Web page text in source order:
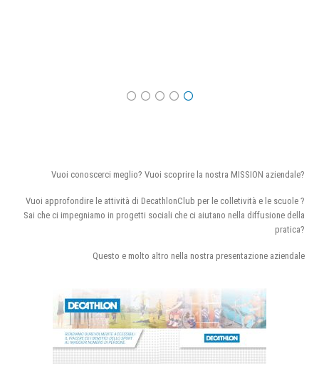
Vuoi conoscerci meglio? Vuoi scoprire la nostra MISSION aziendale?
Vuoi approfondire le attività di DecathlonClub per le colletività e le scuole ?
Sai che ci impegniamo in progetti sociali che ci aiutano nella diffusione della
pratica?
Questo e molto altro nella nostra presentazione aziendale